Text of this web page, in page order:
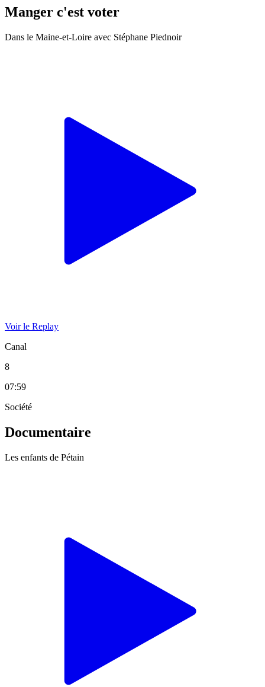
Manger c'est voter
Dans le Maine-et-Loire avec Stéphane Piednoir
Voir le Replay
Canal
8
07:59
Société
Documentaire
Les enfants de Pétain